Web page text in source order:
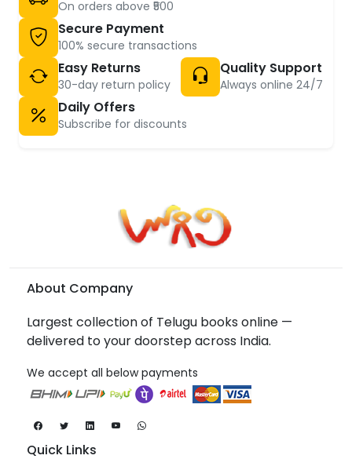
On orders above ₹500
Secure Payment
100% secure transactions
Easy Returns
30-day return policy
Quality Support
Always online 24/7
Daily Offers
Subscribe for discounts
About Company
Largest collection of Telugu books online —
delivered to your doorstep across India.
We accept all below payments
Quick Links